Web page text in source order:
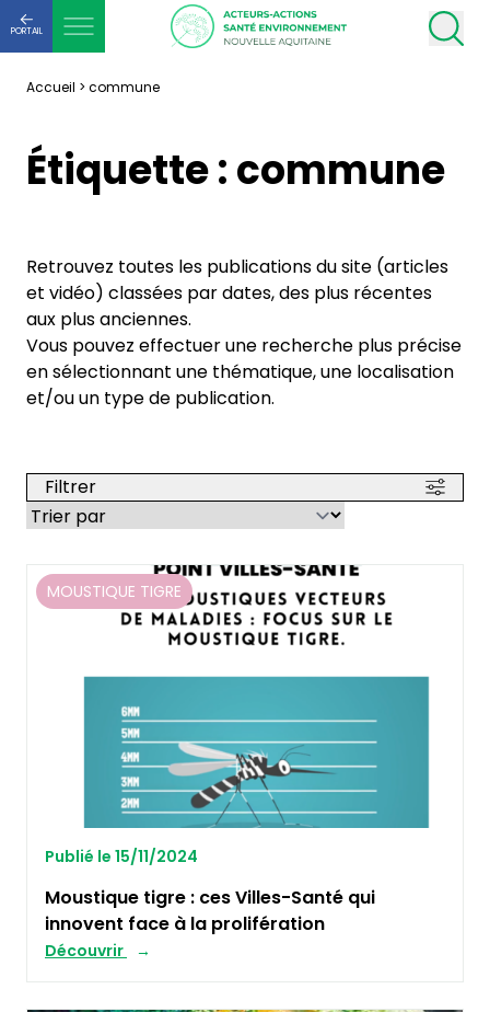
PORTAIL
Accueil > commune
Étiquette :commune
Retrouvez toutes les publications du site (articles
et vidéo) classées par dates, des plus récentes
aux plus anciennes.
Vous pouvez effectuer une recherche plus précise
en sélectionnant une thématique, une localisation
et/ou un type de publication.
Filtrer
MOUSTIQUE TIGRE
Publié le 15/11/2024
Moustique tigre : ces Villes-Santé qui
innovent face à la prolifération
Découvrir